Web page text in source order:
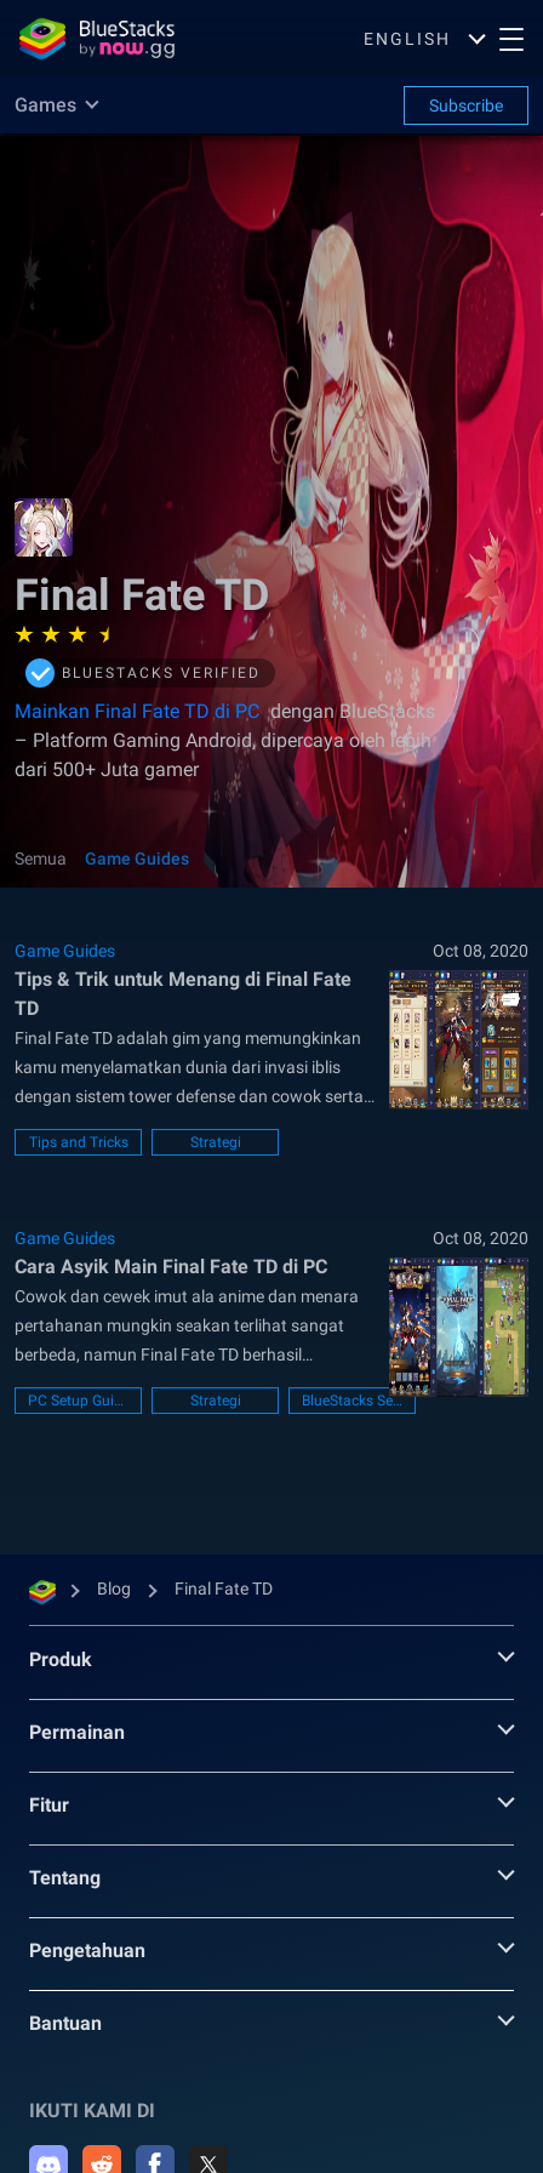
ENGLISH
Games Subscribe
Final Fate TD
BLUESTACKS VERIFIED
Mainkan Final Fate TD di PC dengan BlueStacks
– Platform Gaming Android, dipercaya oleh lebih
dari 500+ Juta gamer
Semua Game Guides
Game Guides Oct 08, 2020
Tips & Trik untuk Menang di Final Fate
TD
Final Fate TD adalah gim yang memungkinkan
kamu menyelamatkan dunia dari invasi iblis
dengan sistem tower defense dan cowok serta
cewek imut ala anime. Dengan kata lain, gim ini
menjanjikan kesenangan yang tidak ada
karakter-karakter imutmu secara acak, tetapi...
Tips and Tricks Strategi
Game Guides Oct 08, 2020
Cara Asyik Main Final Fate TD di PC
Cowok dan cewek imut ala anime dan menara
pertahanan mungkin seakan terlihat sangat
berbeda, namun Final Fate TD berhasil
menyatukan keduanya. Dengan latar belakang
dunia anime yang menggemaskan, gim tower
PC Setup Guide Strategi BlueStacks Setup
Blog Final Fate TD
Produk
Permainan
Fitur
Tentang
Pengetahuan
Bantuan
IKUTI KAMI DI